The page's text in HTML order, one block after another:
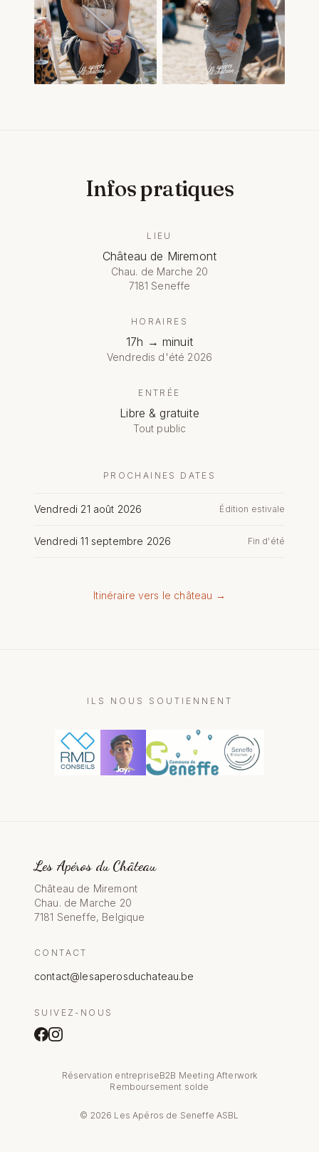
Infos pratiques
LIEU
Château de Miremont
Chau. de Marche 20
7181 Seneffe
HORAIRES
17h → minuit
Vendredis d'été 2026
ENTRÉE
Libre & gratuite
Tout public
PROCHAINES DATES
Vendredi 21 août 2026 Édition estivale
Vendredi 11 septembre 2026 Fin d'été
Itinéraire vers le château →
ILS NOUS SOUTIENNENT
Les Apéros du Château
Château de Miremont
Chau. de Marche 20
7181 Seneffe, Belgique
CONTACT
contact@lesaperosduchateau.be
SUIVEZ-NOUS
Réservation entrepriseB2B Meeting Afterwork
Remboursement solde
© 2026 Les Apéros de Seneffe ASBL